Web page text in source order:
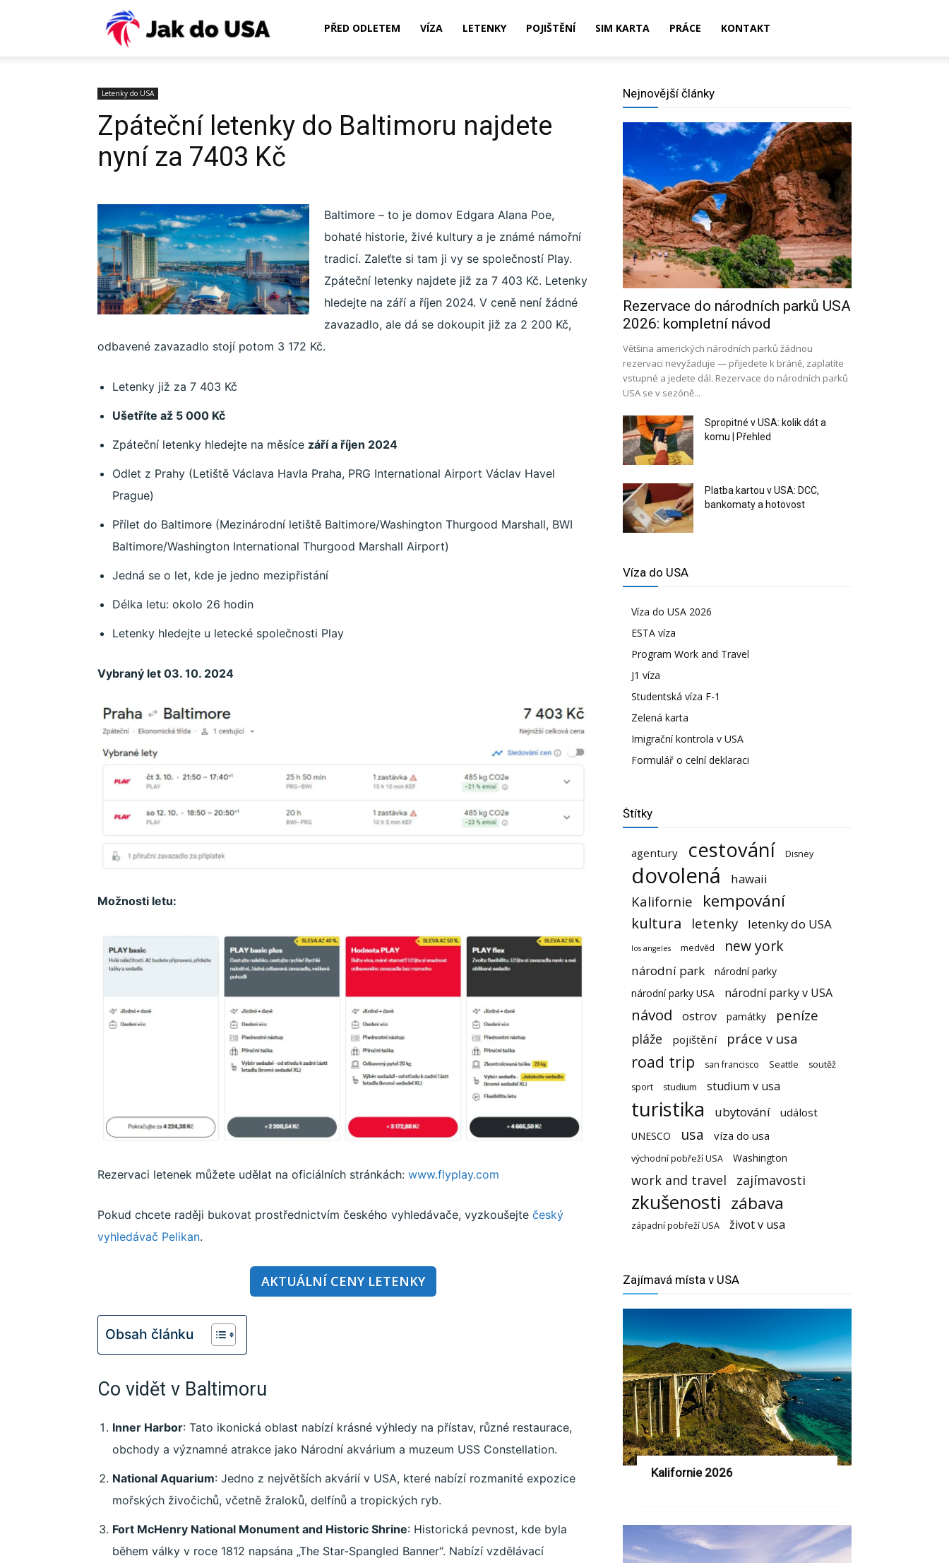
ESTA,
pojištění,
práce,
Travel
PŘED ODLETEM VÍZA LETENKY POJIŠTĚNÍ SIM KARTA PRÁCE KONTAKT
Letenky do USA
Zpáteční letenky do Baltimoru najdete
nyní za 7403 Kč
Baltimore – to je domov Edgara Alana Poe,
bohaté historie, živé kultury a je známé námořní
tradicí. Zaleťte si tam ji vy se společností Play.
Zpáteční letenky najdete již za 7 403 Kč. Letenky
hledejte na září a říjen 2024. V ceně není žádné
zavazadlo, ale dá se dokoupit již za 2 200 Kč,
odbavené zavazadlo stojí potom 3 172 Kč.
Letenky již za 7 403 Kč
Ušetříte až 5 000 Kč
Zpáteční letenky hledejte na měsíce září a říjen 2024
Odlet z Prahy (Letiště Václava Havla Praha, PRG International Airport Václav Havel
Prague)
Přílet do Baltimore (Mezinárodní letiště Baltimore/Washington Thurgood Marshall, BWI
Baltimore/Washington International Thurgood Marshall Airport)
Jedná se o let, kde je jedno mezipřistání
Délka letu: okolo 26 hodin
Letenky hledejte u letecké společnosti Play
Vybraný let 03. 10. 2024
Možnosti letu:
Rezervaci letenek můžete udělat na oficiálních stránkách: www.flyplay.com
Pokud chcete raději bukovat prostřednictvím českého vyhledávače, vyzkoušejte český
vyhledávač Pelikan.
AKTUÁLNÍ CENY LETENKY
Obsah článku
Co vidět v Baltimoru
Inner Harbor: Tato ikonická oblast nabízí krásné výhledy na přístav, různé restaurace,
obchody a významné atrakce jako Národní akvárium a muzeum USS Constellation.
National Aquarium: Jedno z největších akvárií v USA, které nabízí rozmanité expozice
mořských živočichů, včetně žraloků, delfínů a tropických ryb.
Fort McHenry National Monument and Historic Shrine: Historická pevnost, kde byla
během války v roce 1812 napsána „The Star-Spangled Banner“. Nabízí vzdělávací
Nejnovější články
Rezervace do národních parků USA
2026: kompletní návod
Většina amerických národních parků žádnou
rezervaci nevyžaduje — přijedete k bráně, zaplatíte
vstupné a jedete dál. Rezervace do národních parků
USA se v sezóně...
Spropitné v USA: kolik dát a
komu | Přehled
Platba kartou v USA: DCC,
bankomaty a hotovost
Víza do USA
Víza do USA 2026
ESTA víza
Program Work and Travel
J1 víza
Studentská víza F-1
Zelená karta
Imigrační kontrola v USA
Formulář o celní deklaraci
Štítky
agentury cestování Disney
dovolená hawaii
Kalifornie kempování
kultura letenky letenky do USA
los angeles medvěd new york
národní park
národní parky
národní parky USA
národní parky v USA
návod ostrov památky peníze
pláže pojištění práce v usa
road trip san francisco Seattle
soutěž
sport
studium studium v usa
turistika ubytování událost
UNESCO usa víza do usa
východní pobřeží USA Washington
work and travel zajímavosti
zkušenosti zábava
západní pobřeží USA život v usa
Zajímavá místa v USA
Kalifornie 2026